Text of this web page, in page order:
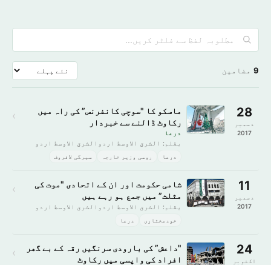
9 مضامین
28
دسمبر
2017
ماسکو کا "سوچی کانفرنس” کی راہ میں
رکاوٹ ڈالنے سے خبردار
درعا
بقلم: الشرق الاوسط اردوالشرق الاوسط اردو
درعا روسی وزیر خارجہ سیرگی لافروف
›
11
دسمبر
2017
شامی حکومت اور ان کے اتحادی "موت کی
مثلث” میں جمع ہو رہے ہیں
بقلم: الشرق الاوسط اردوالشرق الاوسط اردو
خودمختاری درعا
›
24
اکتوبر
"داعش” کی بارودی سرنگیں رقہ کے بے گھر
افراد کی واپسی میں رکاوٹ
›